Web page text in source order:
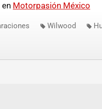
Motorpasión México
Wilwood